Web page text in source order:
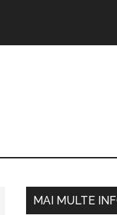
Bara
MAI MULTE